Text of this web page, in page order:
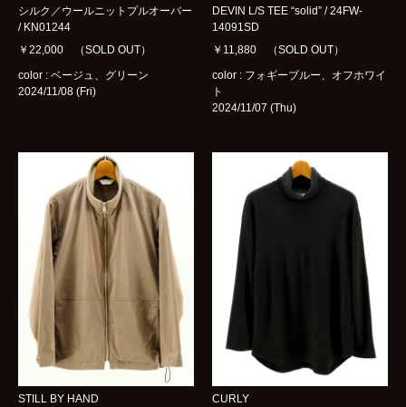
シルク／ウールニットプルオーバー
/ KN01244
￥22,000 （SOLD OUT）
color : ベージュ、グリーン
2024/11/08 (Fri)
DEVIN L/S TEE “solid” / 24FW-
14091SD
￥11,880 （SOLD OUT）
color : フォギーブルー、オフホワイ
ト
2024/11/07 (Thu)
STILL BY HAND
CURLY